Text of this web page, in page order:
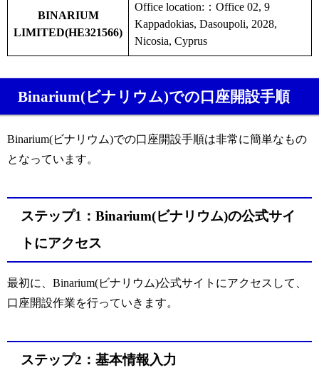
BINARIUM
LIMITED(HE321566)
Office location:： Office 02, 9
Kappadokias, Dasoupoli, 2028,
Nicosia, Cyprus
Binarium(ビナリウム)での口座開設手順
Binarium(ビナリウム)での口座開設手順は非常に簡単なもの
となっています。
ステップ1：Binarium(ビナリウム)の公式サイ
トにアクセス
最初に、Binarium(ビナリウム)公式サイトにアクセスして、
口座開設作業を行っていきます。
ステップ2：基本情報入力